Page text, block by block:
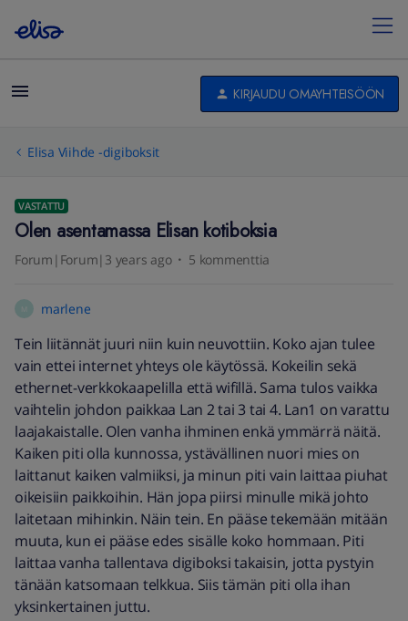
KIRJAUDU OMAYHTEISÖÖN
Elisa Viihde -digiboksit
VASTATTU
Olen asentamassa Elisan kotiboksia
Forum|Forum|3 years ago 5 kommenttia
M marlene
Tein liitännät juuri niin kuin neuvottiin. Koko ajan tulee
vain ettei internet yhteys ole käytössä. Kokeilin sekä
ethernet-verkkokaapelilla että wifillä. Sama tulos vaikka
vaihtelin johdon paikkaa Lan 2 tai 3 tai 4. Lan1 on varattu
laajakaistalle. Olen vanha ihminen enkä ymmärrä näitä.
Kaiken piti olla kunnossa, ystävällinen nuori mies on
laittanut kaiken valmiiksi, ja minun piti vain laittaa piuhat
oikeisiin paikkoihin. Hän jopa piirsi minulle mikä johto
laitetaan mihinkin. Näin tein. En pääse tekemään mitään
muuta, kun ei pääse edes sisälle koko hommaan. Piti
laittaa vanha tallentava digiboksi takaisin, jotta pystyin
tänään katsomaan telkkua. Siis tämän piti olla ihan
yksinkertainen juttu.